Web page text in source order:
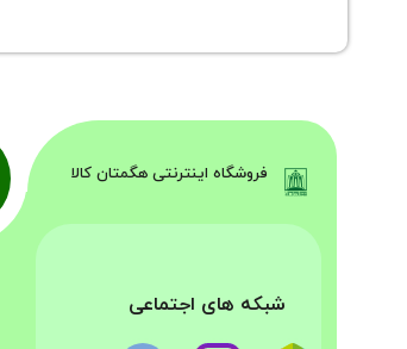
فروشگاه اینترنتی هگمتان کالا
شبکه های اجتماعی